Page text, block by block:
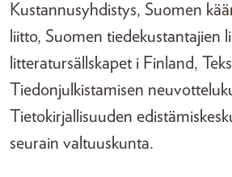
Kustannusyhdistys, Suomen
liitto, Suomen tiedekustantajien
litteratursällskapet i Finland,
Tiedonjulkistamisen
Tietokirjallisuuden
seurain valtuuskunta.